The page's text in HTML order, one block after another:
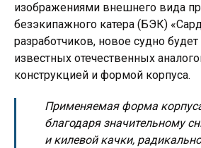
изображениями внешнего вида
безэкипажного катера (БЭК)
разработчиков, новое судно будет
известных отечественных
конструкцией и формой корпуса.
Применяемая форма
благодаря значительному
и килевой качки,